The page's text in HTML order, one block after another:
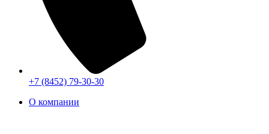
+7 (8452) 79-30-30
О компании